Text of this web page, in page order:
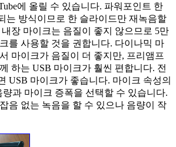
에 올릴 수 있습니다. 파워포인트 한
는 방식이므로 한 슬라이드만 재녹음할
장 마이크는 음질이 좋지 않으므로 5만
를 사용할 것을 권합니다. 다이나믹 마
마이크가 음질이 더 좋지만, 프리앰프
하는 USB 마이크가 훨씬 편합니다. 전
USB 마이크가 좋습니다. 마이크 속성의
과 마이크 증폭을 선택할 수 있습니다.
음 없는 녹음을 할 수 있으나 음량이 작